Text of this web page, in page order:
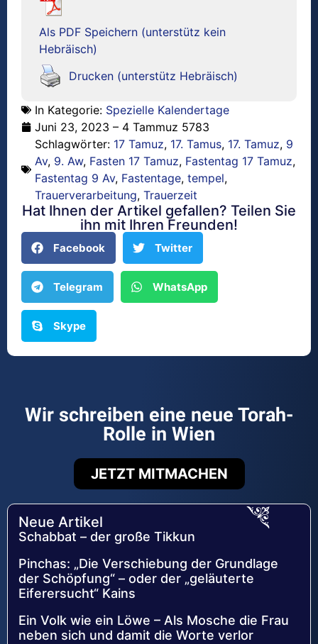
Als PDF Speichern (unterstütz kein
Hebräisch)
Drucken (unterstütz Hebräisch)
In Kategorie: Spezielle Kalendertage
Juni 23, 2023 – 4 Tammuz 5783
Schlagwörter: 17 Tamuz, 17. Tamus, 17. Tamuz, 9
Av, 9. Aw, Fasten 17 Tamuz, Fastentag 17 Tamuz,
Fastentag 9 Av, Fastentage, tempel,
Trauerverarbeitung, Trauerzeit
Hat Ihnen der Artikel gefallen? Teilen Sie
ihn mit Ihren Freunden!
Facebook Twitter
Telegram WhatsApp
Skype
Wir schreiben eine neue Torah-
Rolle in Wien
JETZT MITMACHEN
Neue Artikel
Schabbat – der große Tikkun
Pinchas: „Die Verschiebung der Grundlage
der Schöpfung“ – oder der „geläuterte
Eiferersucht“ Kains
Ein Volk wie ein Löwe – Als Mosche die Frau
neben sich und damit die Worte verlor